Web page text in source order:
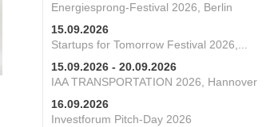
Energiesprong-Festival 2026, Berlin
15.09.2026
Startups for Tomorrow Festival 2026,...
15.09.2026 - 20.09.2026
IAA TRANSPORTATION 2026, Hannover
16.09.2026
Investforum Pitch-Day 2026